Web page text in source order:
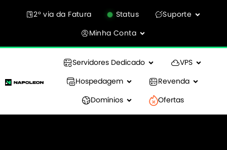
2° via da Fatura Status
Suporte
Minha Conta
Servidores Dedicado
VPS
Hospedagem
Revenda
Domínios
Ofertas